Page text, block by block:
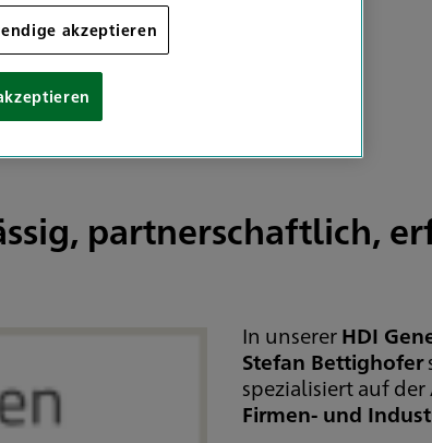
partnerschaftlich,
In unsererHDI
Stefan Bettighofer
spezialisiert auf
Firmen- und
akzeptieren